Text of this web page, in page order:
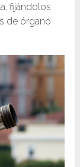
fijándolos
de órgano